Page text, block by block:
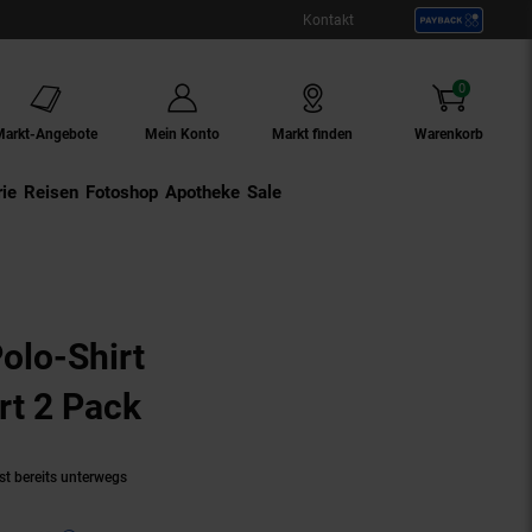
Kontakt
Angebote Mein Konto Markt finden Warenkorb
0
Artikel
Externer Link:
Reisen Externer Link:
Fotoshop Externer Link:
Apotheke Sale
Shirt
2 Pack
bereits unterwegs